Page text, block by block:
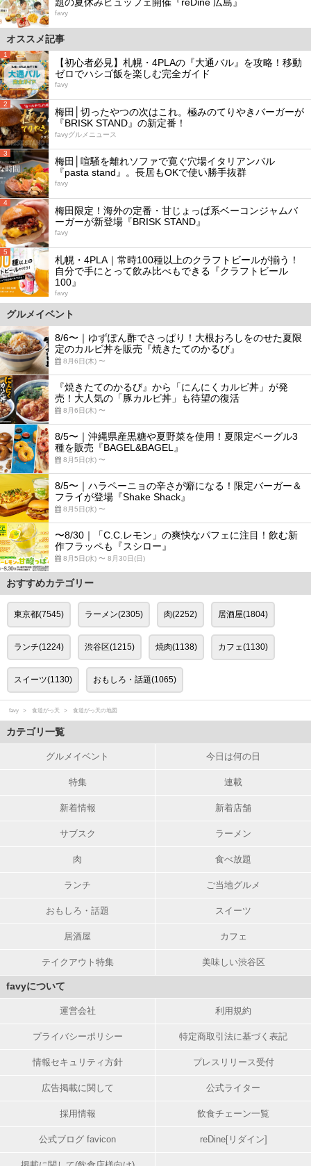
favy
オススメ記事
1
【初心者必見】札幌・4PLAの『大通バル』を攻略！移動
ゼロでハシゴ飯を楽しむ完全ガイド
favy
2
梅田│切ったやつの次はこれ。極みのてりやきバーガーが
『BRISK STAND』の新定番！
favyグルメニュース
3
梅田│喧騒を離れソファで寛ぐ穴場イタリアンバル
『pasta stand』。長居もOKで使い勝手抜群
favy
4
梅田限定！海外の定番・甘じょっぱ系ベーコンジャムバ
ーガーが新登場『BRISK STAND』
favy
5
札幌・4PLA｜常時100種以上のクラフトビールが揃う！
自分で手にとって飲み比べもできる『クラフトビール
100』
favy
グルメイベント
8/6〜｜ゆずぽん酢でさっぱり！大根おろしをのせた夏限
定のカルビ丼を販売『焼きたてのかるび』
8月6日(木) 〜
『焼きたてのかるび』から「にんにくカルビ丼」が発
売！大人気の「豚カルビ丼」も待望の復活
8月6日(木) 〜
8/5〜｜沖縄県産黒糖や夏野菜を使用！夏限定ベーグル3
種を販売『BAGEL&BAGEL』
8月5日(水) 〜
8/5〜｜ハラペーニョの辛さが癖になる！限定バーガー＆
フライが登場『Shake Shack』
8月5日(水) 〜
〜8/30｜「C.C.レモン」の爽快なパフェに注目！飲む新
作フラッペも『スシロー』
8月5日(水) 〜 8月30日(日)
おすすめカテゴリー
東京都(7545) ラーメン(2305) 肉(2252) 居酒屋(1804)
ランチ(1224) 渋谷区(1215) 焼肉(1138) カフェ(1130)
スイーツ(1130) おもしろ・話題(1065)
favy 食道がっ天 食道がっ天の地図
カテゴリ一覧
グルメイベント 今日は何の日
特集 連載
新着情報 新着店舗
サブスク ラーメン
肉 食べ放題
ランチ ご当地グルメ
おもしろ・話題 スイーツ
居酒屋 カフェ
テイクアウト特集 美味しい渋谷区
favyについて
運営会社 利用規約
プライバシーポリシー 特定商取引法に基づく表記
情報セキュリティ方針 プレスリリース受付
広告掲載に関して 公式ライター
採用情報 飲食チェーン一覧
公式ブログ favicon reDine[リダイン]